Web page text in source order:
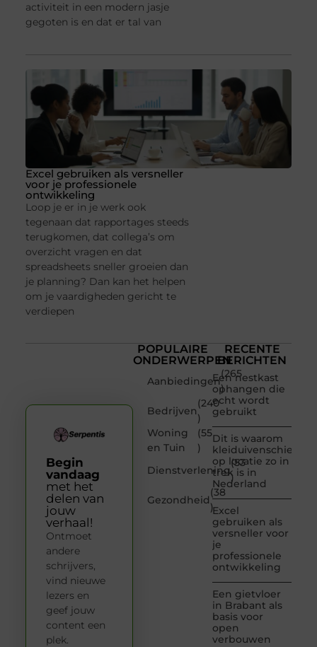
activiteit in een modern jasje
gegoten is en dat er tal van
Excel gebruiken als versneller
voor je professionele
ontwikkeling
Loop je er in je werk ook
tegenaan dat rapportages steeds
terugkomen, dat collega’s om
overzicht vragen en dat
spreadsheets sneller groeien dan
je planning? Dan kan het helpen
om je vaardigheden gericht te
verdiepen
POPULAIRE
ONDERWERPEN
Aanbiedingen
(265
)
Bedrijven
(240
)
Woning
en Tuin
(55
)
Dienstverlening
(53
)
Gezondheid
(38
)
RECENTE
BERICHTEN
Een nestkast
ophangen die
echt wordt
gebruikt
Dit is waarom
kleiduivenschieten
op locatie zo in
trek is in
Nederland
Excel
gebruiken als
versneller voor
je
professionele
ontwikkeling
Een gietvloer
in Brabant als
basis voor
open
verbouwen
Begin
vandaag
met het
delen van
jouw
verhaal!
Ontmoet
andere
schrijvers,
vind nieuwe
lezers en
geef jouw
content een
plek.